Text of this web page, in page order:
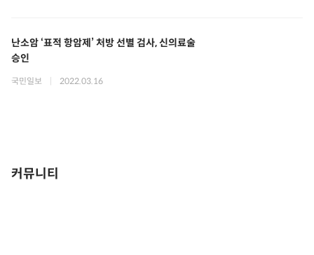
난소암 ‘표적 항암제’ 처방 선별 검사, 신의료술
승인
국민일보 2022.03.16
커뮤니티